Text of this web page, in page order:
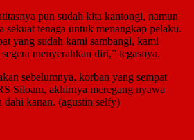
pun sudah kita kantongi, namun
sekuat tenaga untuk menangkap pelaku.
yang sudah kami sambangi, kami
menyerahkan diri,” tegasnya.
sebelumnya, korban yang sempat
Siloam, akhirnya meregang nyawa
dahi kanan. (agustin selfy)